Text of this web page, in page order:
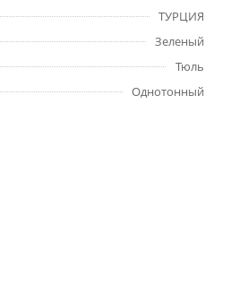
ТУРЦИЯ
Зеленый
Тюль
Однотонный